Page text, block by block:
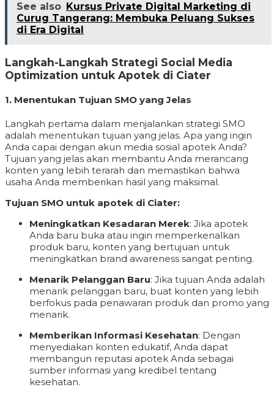
See also Kursus Private Digital Marketing di
Curug Tangerang: Membuka Peluang Sukses
di Era Digital
Langkah-Langkah Strategi Social Media
Optimization untuk Apotek di Ciater
1. Menentukan Tujuan SMO yang Jelas
Langkah pertama dalam menjalankan strategi SMO
adalah menentukan tujuan yang jelas. Apa yang ingin
Anda capai dengan akun media sosial apotek Anda?
Tujuan yang jelas akan membantu Anda merancang
konten yang lebih terarah dan memastikan bahwa
usaha Anda memberikan hasil yang maksimal.
Tujuan SMO untuk apotek di Ciater:
Meningkatkan Kesadaran Merek: Jika apotek
Anda baru buka atau ingin memperkenalkan
produk baru, konten yang bertujuan untuk
meningkatkan brand awareness sangat penting.
Menarik Pelanggan Baru: Jika tujuan Anda adalah
menarik pelanggan baru, buat konten yang lebih
berfokus pada penawaran produk dan promo yang
menarik.
Memberikan Informasi Kesehatan: Dengan
menyediakan konten edukatif, Anda dapat
membangun reputasi apotek Anda sebagai
sumber informasi yang kredibel tentang
kesehatan.